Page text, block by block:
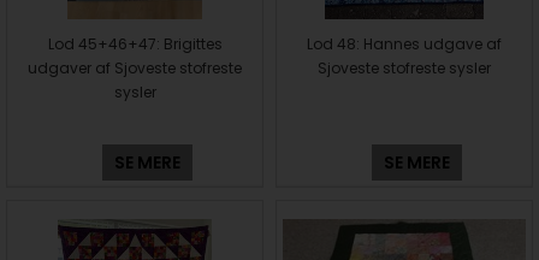
Lod 45+46+47: Brigittes
udgaver af Sjoveste stofreste
sysler
SE MERE
Lod 48: Hannes udgave af
Sjoveste stofreste sysler
SE MERE